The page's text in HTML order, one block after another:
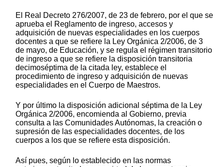
El Real Decreto 276/2007, de 23 de febrero, por el que se
aprueba el Reglamento de ingreso, accesos y
adquisición de nuevas especialidades en los cuerpos
docentes a que se refiere la Ley Orgánica 2/2006, de 3
de mayo, de Educación, y se regula el régimen transitorio
de ingreso a que se refiere la disposición transitoria
decimoséptima de la citada ley, establece el
procedimiento de ingreso y adquisición de nuevas
especialidades en el Cuerpo de Maestros.
Y por último la disposición adicional séptima de la Ley
Orgánica 2/2006, encomienda al Gobierno, previa
consulta a las Comunidades Autónomas, la creación o
supresión de las especialidades docentes, de los
cuerpos a los que se refiere esta disposición.
Así pues, según lo establecido en las normas